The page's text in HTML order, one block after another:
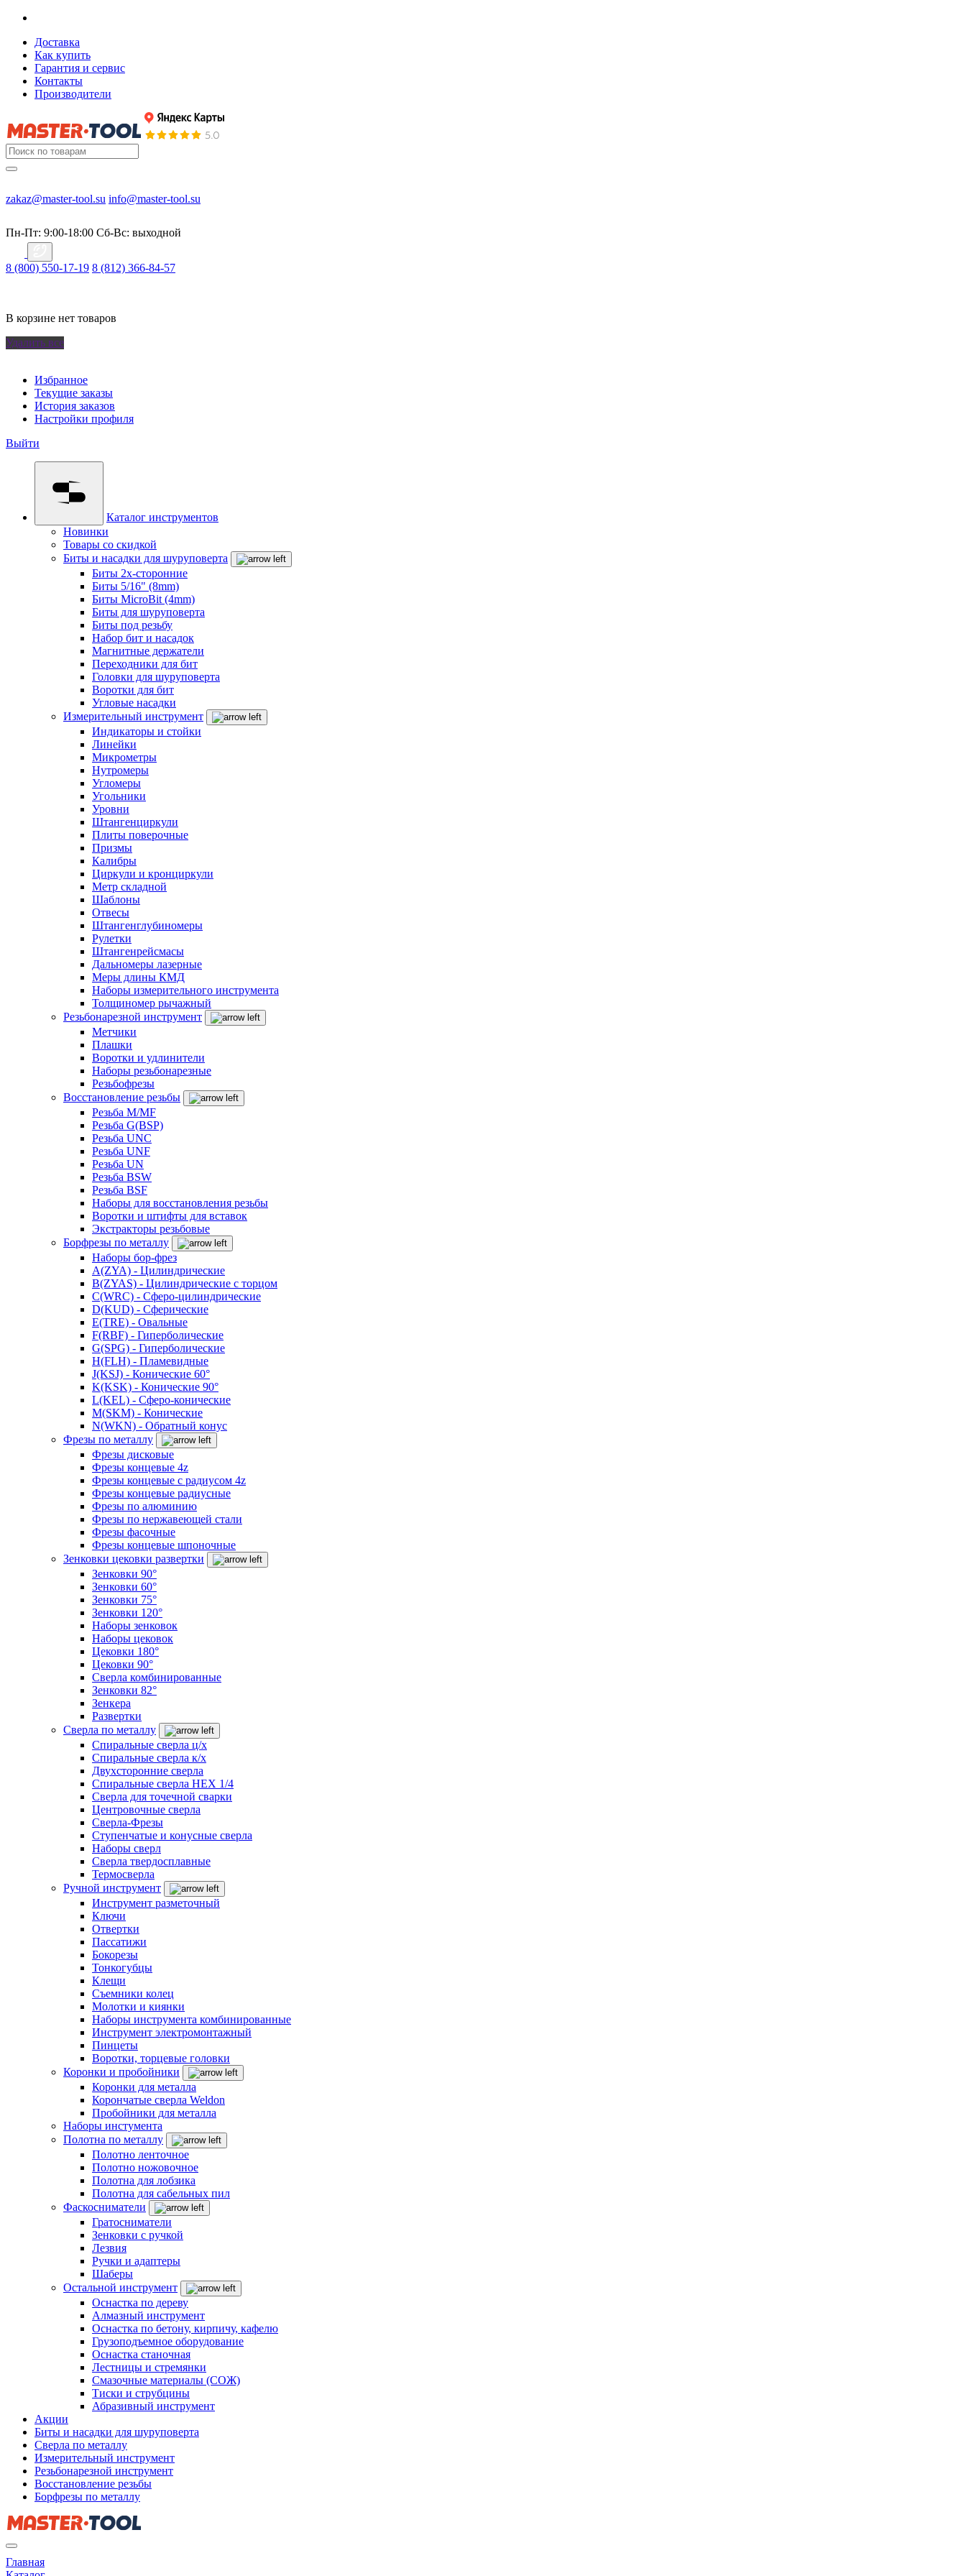
Доставка
Как купить
Гарантия и сервис
Контакты
Производители
zakaz@master-tool.su info@master-tool.su
Пн-Пт: 9:00-18:00 Cб-Вс: выходной
8 (800) 550-17-19 8 (812) 366-84-57
В корзине нет товаров
Удалить все
Избранное
Текущие заказы
История заказов
Настройки профиля
Выйти
Каталог инструментов
Новинки
Товары со скидкой
Биты и насадки для шуруповерта
Биты 2х-сторонние
Биты 5/16" (8mm)
Биты MicroBit (4mm)
Биты для шуруповерта
Биты под резьбу
Набор бит и насадок
Магнитные держатели
Переходники для бит
Головки для шуруповерта
Воротки для бит
Угловые насадки
Измерительный инструмент
Индикаторы и стойки
Линейки
Микрометры
Нутромеры
Угломеры
Угольники
Уровни
Штангенциркули
Плиты поверочные
Призмы
Калибры
Циркули и кронциркули
Метр складной
Шаблоны
Отвесы
Штангенглубиномеры
Рулетки
Штангенрейсмасы
Дальномеры лазерные
Меры длины КМД
Наборы измерительного инструмента
Толщиномер рычажный
Резьбонарезной инструмент
Метчики
Плашки
Воротки и удлинители
Наборы резьбонарезные
Резьбофрезы
Восстановление резьбы
Резьба M/MF
Резьба G(BSP)
Резьба UNC
Резьба UNF
Резьба UN
Резьба BSW
Резьба BSF
Наборы для восстановления резьбы
Воротки и штифты для вставок
Экстракторы резьбовые
Борфрезы по металлу
Наборы бор-фрез
A(ZYA) - Цилиндрические
B(ZYAS) - Цилиндрические с торцом
C(WRC) - Сферо-цилиндрические
D(KUD) - Сферические
E(TRE) - Овальные
F(RBF) - Гиперболические
G(SPG) - Гиперболические
H(FLH) - Пламевидные
J(KSJ) - Конические 60°
K(KSK) - Конические 90°
L(KEL) - Сферо-конические
M(SKM) - Конические
N(WKN) - Обратный конус
Фрезы по металлу
Фрезы дисковые
Фрезы концевые 4z
Фрезы концевые с радиусом 4z
Фрезы концевые радиусные
Фрезы по алюминию
Фрезы по нержавеющей стали
Фрезы фасочные
Фрезы концевые шпоночные
Зенковки цековки развертки
Зенковки 90°
Зенковки 60°
Зенковки 75°
Зенковки 120°
Наборы зенковок
Наборы цековок
Цековки 180°
Цековки 90°
Сверла комбинированные
Зенковки 82°
Зенкера
Развертки
Сверла по металлу
Спиральные сверла ц/х
Спиральные сверла к/х
Двухсторонние сверла
Спиральные сверла HEX 1/4
Сверла для точечной сварки
Центровочные сверла
Сверла-Фрезы
Ступенчатые и конусные сверла
Наборы сверл
Сверла твердосплавные
Термосверла
Ручной инструмент
Инструмент разметочный
Ключи
Отвертки
Пассатижи
Бокорезы
Тонкогубцы
Клещи
Съемники колец
Молотки и киянки
Наборы инструмента комбинированные
Инструмент электромонтажный
Пинцеты
Воротки, торцевые головки
Коронки и пробойники
Коронки для металла
Корончатые сверла Weldon
Пробойники для металла
Наборы инстумента
Полотна по металлу
Полотно ленточное
Полотно ножовочное
Полотна для лобзика
Полотна для сабельных пил
Фаскосниматели
Гратосниматели
Зенковки с ручкой
Лезвия
Ручки и адаптеры
Шаберы
Остальной инструмент
Оснастка по дереву
Алмазный инструмент
Оснастка по бетону, кирпичу, кафелю
Грузоподъемное оборудование
Оснастка станочная
Лестницы и стремянки
Смазочные материалы (СОЖ)
Тиски и струбцины
Абразивный инструмент
Акции
Биты и насадки для шуруповерта
Сверла по металлу
Измерительный инструмент
Резьбонарезной инструмент
Восстановление резьбы
Борфрезы по металлу
Главная